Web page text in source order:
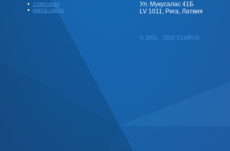
стартовая
карта сайта
Ул. Мукусалас 41Б
LV 1011, Рига, Латвия
© 2001 - 2025 CLARUS